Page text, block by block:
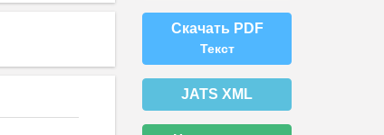
Скачать PDF
Текст
JATS XML